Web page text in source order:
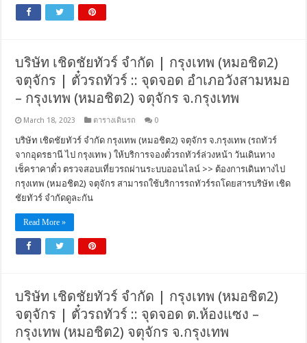
บริษัท เชิดชัยทัวร์ จำกัด | กรุงเทพ (หมอชิต2)
จตุจักร | ตั๋วรถทัวร์ :: จุดจอด อำเภอวังสามหมอ
– กรุงเทพ (หมอชิต2) จตุจักร จ.กรุงเทพ
March 18, 2023 ตารางเดินรถ 0
บริษัท เชิดชัยทัวร์ จำกัด กรุงเทพ (หมอชิต2) จตุจักร จ.กรุงเทพ (รถทัวร์
จากอุดรธานี ไป กรุงเทพ ) ให้บริการจองตั๋วรถทัวร์ล่วงหน้า วันเดินทาง
เช็คราคาตั๋ว ตรวจสอบเที่ยวรถผ่านระบบออนไลน์ >> ต้องการเดินทางไป
กรุงเทพ (หมอชิต2) จตุจักร สามารถใช้บริการรถทัวร์รถโดยสารบริษัท เชิด
ชัยทัวร์ จำกัดดูละกัน
Read More »
บริษัท เชิดชัยทัวร์ จำกัด | กรุงเทพ (หมอชิต2)
จตุจักร | ตั๋วรถทัวร์ :: จุดจอด ต.ห้องแซง –
กรุงเทพ (หมอชิต2) จตุจักร จ.กรุงเทพ